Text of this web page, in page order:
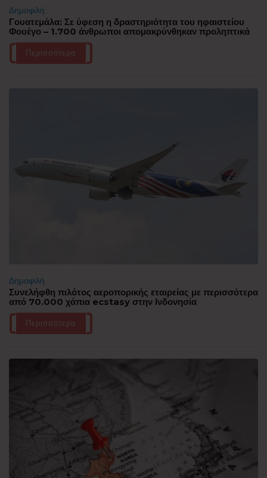
Δημοφιλή
Γουατεμάλα: Σε ύφεση η δραστηριότητα του ηφαιστείου
Φουέγο – 1.700 άνθρωποι απομακρύνθηκαν προληπτικά
Περισσότερα
Δημοφιλή
Συνελήφθη πιλότος αεροπορικής εταιρείας με περισσότερα
από 70.000 χάπια ecstasy στην Ινδονησία
Περισσότερα